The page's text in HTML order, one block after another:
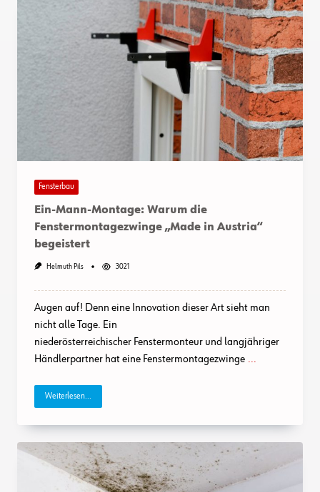
Fensterbau
Ein-Mann-Montage: Warum die
Fenstermontagezwinge „Made in Austria“
begeistert
Helmuth Pils 3021
Augen auf! Denn eine Innovation dieser Art sieht man
nicht alle Tage. Ein
niederösterreichischer Fenstermonteur und langjähriger
Händlerpartner hat eine Fenstermontagezwinge ...
Weiterlesen...